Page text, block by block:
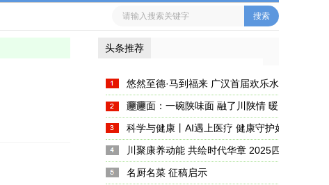
头条推荐
悠然至德·马到福来 广汉首届欢乐水岸新春嘉
启幕
𰻞𰻞面：一碗陕味面 融了川陕情 暖了天府胃
科学与健康丨AI遇上医疗 健康守护如何注入新
川聚康养动能 共绘时代华章 2025四川养生产
大启幕名厨名菜 征稿启示